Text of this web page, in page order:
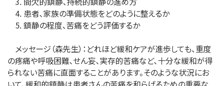
4. 患者、家族の準備状態をどのように整えるか
5. 鎮静の程度、苦痛をどう評価するか
メッセージ（森先生）：どれほど緩和ケアが進歩しても、重度
の疼痛や呼吸困難、せん妄、実存的苦痛など、十分な緩和が得
られない苦痛に直面することがあります。そのような状況にお